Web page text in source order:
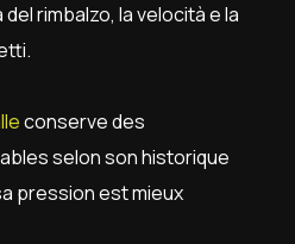
rimbalzo, la velocità e la
conserve des
selon son historique
pression est mieux